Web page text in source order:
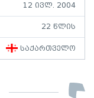
12 ივლ. 2004
22 წლის
საქართველო